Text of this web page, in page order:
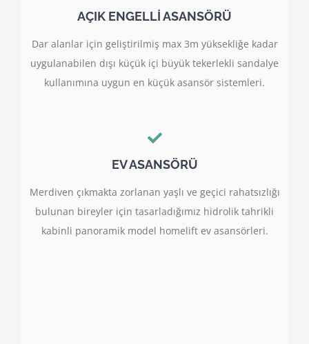
AÇIK ENGELLİ ASANSÖRÜ
Dar alanlar için geliştirilmiş max 3m yüksekliğe kadar
uygulanabilen dışı küçük içi büyük tekerlekli sandalye
kullanımına uygun en küçük asansör sistemleri.
EV ASANSÖRÜ
Merdiven çıkmakta zorlanan yaşlı ve geçici rahatsızlığı
bulunan bireyler için tasarladığımız hidrolik tahrikli
kabinli panoramik model homelift ev asansörleri.